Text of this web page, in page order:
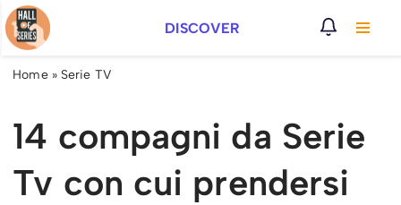
Vai
al
DISCOVER
Home» Serie TV
14 compagni da Serie
Tv con cui prendersi